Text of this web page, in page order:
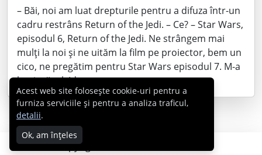
– Băi, noi am luat drepturile pentru a difuza într-un
cadru restrâns Return of the Jedi. – Ce? – Star Wars,
episodul 6, Return of the Jedi. Ne strângem mai
mulți la noi și ne uităm la film pe proiector, bem un
cico, ne pregătim pentru Star Wars episodul 7. M-a
bușit răsul. Ideea e…
Copyright © 2007 - 2026 Cabral.ro
Acest web site folosește cookie-uri pentru a
furniza serviciile și pentru a analiza traficul,
detalii.
Ok, am înțeles